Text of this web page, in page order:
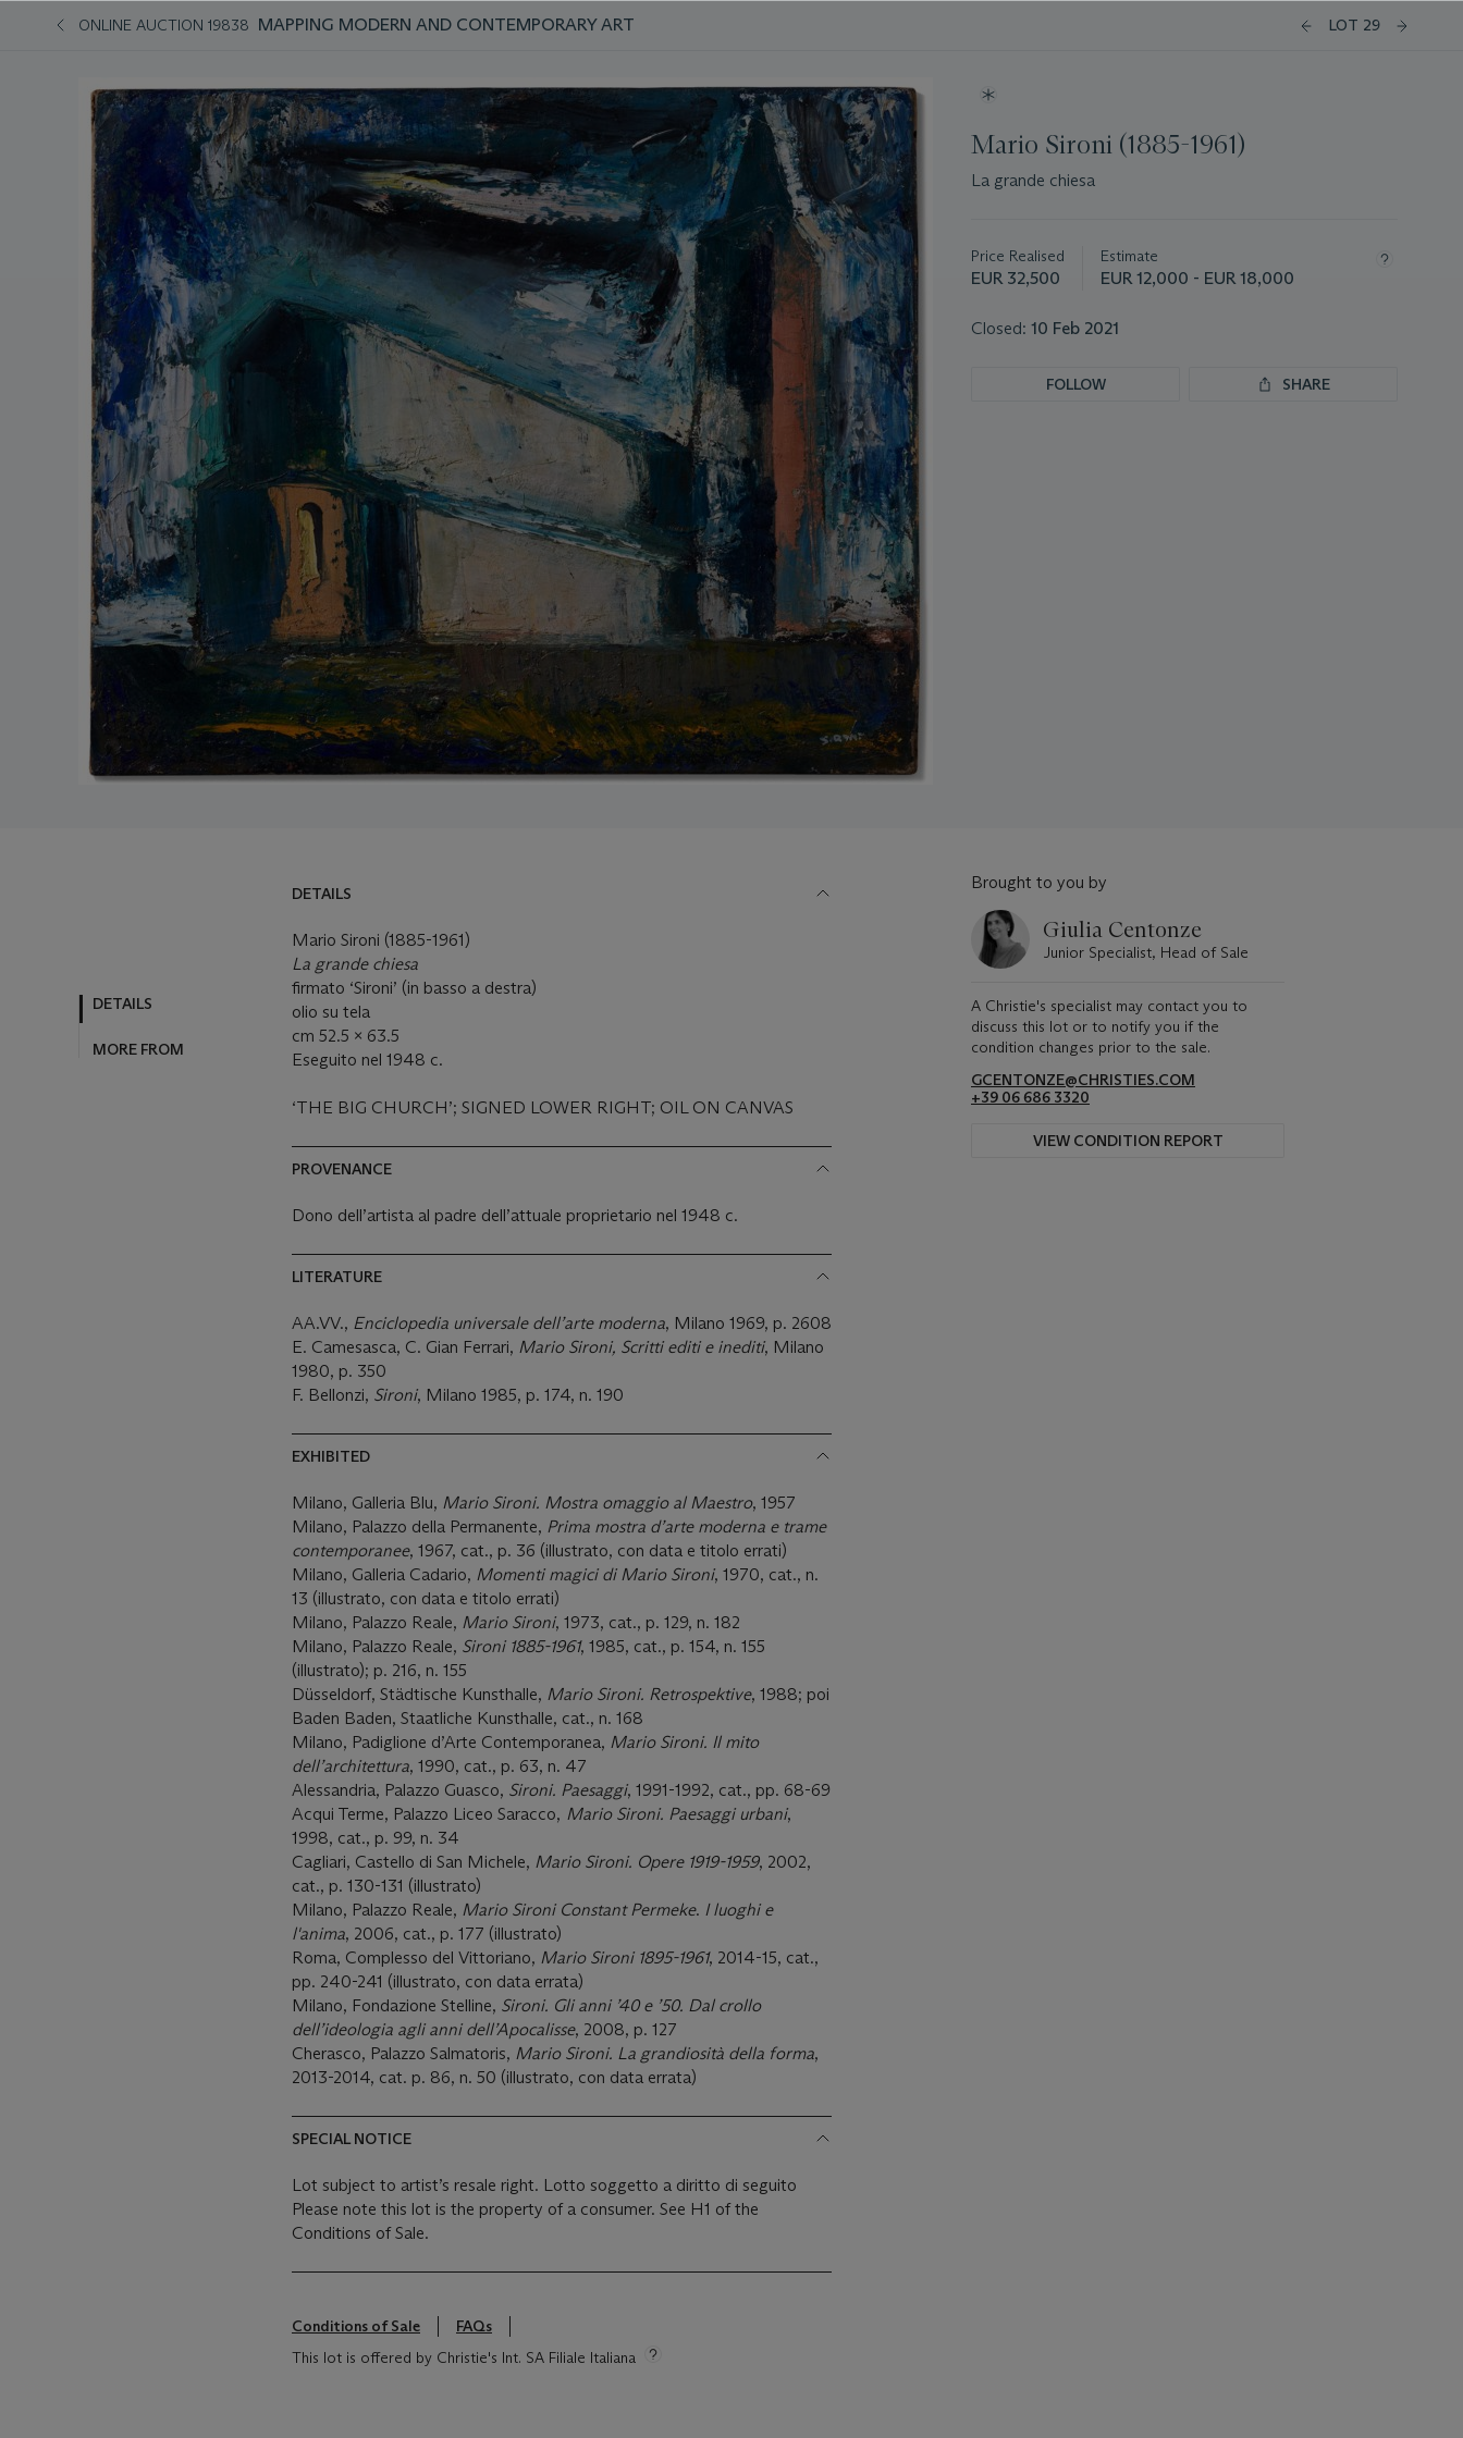
ONLINE AUCTION 19838 MAPPING MODERN AND CONTEMPORARY ART LOT 29
Mario Sironi (1885-1961)
La grande chiesa
about
this
Price Realised
EUR 32,500
Estimate
EUR 12,000 - EUR 18,000
Closed: 10 Feb 2021
FOLLOW SHARE
DETAILS
MORE FROM
DETAILS
Mario Sironi (1885-1961)
La grande chiesa
firmato ‘Sironi’ (in basso a destra)
olio su tela
cm 52.5 x 63.5
Eseguito nel 1948 c.
‘THE BIG CHURCH’; SIGNED LOWER RIGHT; OIL ON CANVAS
PROVENANCE
Dono dell’artista al padre dell’attuale proprietario nel 1948 c.
LITERATURE
AA.VV., Enciclopedia universale dell’arte moderna, Milano 1969, p. 2608
E. Camesasca, C. Gian Ferrari, Mario Sironi, Scritti editi e inediti, Milano
1980, p. 350
F. Bellonzi, Sironi, Milano 1985, p. 174, n. 190
EXHIBITED
Milano, Galleria Blu, Mario Sironi. Mostra omaggio al Maestro, 1957
Milano, Palazzo della Permanente, Prima mostra d’arte moderna e trame
contemporanee, 1967, cat., p. 36 (illustrato, con data e titolo errati)
Milano, Galleria Cadario, Momenti magici di Mario Sironi, 1970, cat., n.
13 (illustrato, con data e titolo errati)
Milano, Palazzo Reale, Mario Sironi, 1973, cat., p. 129, n. 182
Milano, Palazzo Reale, Sironi 1885-1961, 1985, cat., p. 154, n. 155
(illustrato); p. 216, n. 155
Düsseldorf, Städtische Kunsthalle, Mario Sironi. Retrospektive, 1988; poi
Baden Baden, Staatliche Kunsthalle, cat., n. 168
Milano, Padiglione d’Arte Contemporanea, Mario Sironi. Il mito
dell’architettura, 1990, cat., p. 63, n. 47
Alessandria, Palazzo Guasco, Sironi. Paesaggi, 1991-1992, cat., pp. 68-69
Acqui Terme, Palazzo Liceo Saracco, Mario Sironi. Paesaggi urbani,
1998, cat., p. 99, n. 34
Cagliari, Castello di San Michele, Mario Sironi. Opere 1919-1959, 2002,
cat., p. 130-131 (illustrato)
Milano, Palazzo Reale, Mario Sironi Constant Permeke. I luoghi e
l'anima, 2006, cat., p. 177 (illustrato)
Roma, Complesso del Vittoriano, Mario Sironi 1895-1961, 2014-15, cat.,
pp. 240-241 (illustrato, con data errata)
Milano, Fondazione Stelline, Sironi. Gli anni ’40 e ’50. Dal crollo
dell’ideologia agli anni dell’Apocalisse, 2008, p. 127
Cherasco, Palazzo Salmatoris, Mario Sironi. La grandiosità della forma,
2013-2014, cat. p. 86, n. 50 (illustrato, con data errata)
SPECIAL NOTICE
Lot subject to artist’s resale right. Lotto soggetto a diritto di seguito
Please note this lot is the property of a consumer. See H1 of the
Conditions of Sale.
Conditions of Sale
FAQs
This lot is offered by Christie's Int. SA Filiale Italiana
Brought to you by
Giulia Centonze
Junior Specialist, Head of Sale
A Christie's specialist may contact you to
discuss this lot or to notify you if the
condition changes prior to the sale.
GCENTONZE@CHRISTIES.COM
+39 06 686 3320
VIEW CONDITION REPORT